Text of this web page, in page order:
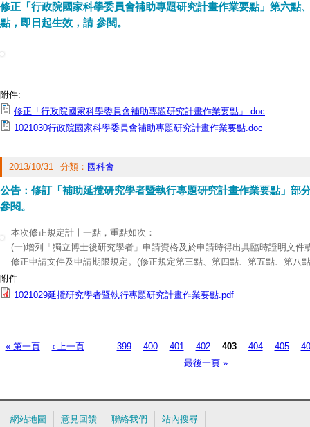
修正「行政院國家科學委員會補助專題研究計畫作業要點」第六點
點，即日起生效，請 參閱。
附件:
修正「行政院國家科學委員會補助專題研究計畫作業要點」.doc
1021030行政院國家科學委員會補助專題研究計畫作業要點.doc
2013/10/31 分類： 國科會
公告：修訂「補助延攬研究學者暨執行專題研究計畫作業要點」部
參閱。
本次修正規定計十一點，重點如次：
(一)增列「獨立博士後研究學者」申請資格及於申請時得出具臨時證明文件
修正申請文件及申請期限規定。(修正規定第三點、第四點、第五點、第八
(二)增列面試審查。(修正規定第六點)
(三)修正不分延攬類別總補助期間上限均為六年。(修正規定第七點)
附件:
1021029延攬研究學者暨執行專題研究計畫作業要點.pdf
頁面
« 第一頁 ‹ 上一頁 399 400 401 402 403 404 405
最後一頁 »
網站地圖 意見回饋 聯絡我們 站內搜尋